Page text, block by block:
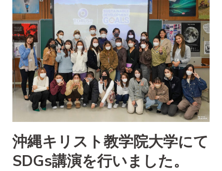
沖縄キリスト教学院大学にて
SDGs講演を行いました。